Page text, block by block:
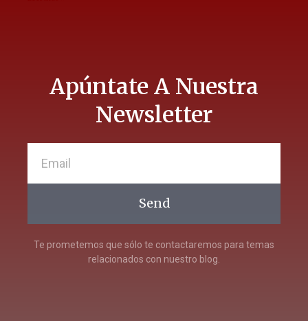
Apúntate A Nuestra
Newsletter
Send
Te prometemos que sólo te contactaremos para temas
relacionados con nuestro blog.